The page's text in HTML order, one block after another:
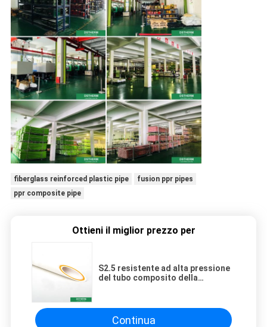
fiberglass reinforced plastic pipe
fusion ppr pipes
ppr composite pipe
Ottieni il miglior prezzo per
S2.5 resistente ad alta pressione
del tubo composito della
Continua